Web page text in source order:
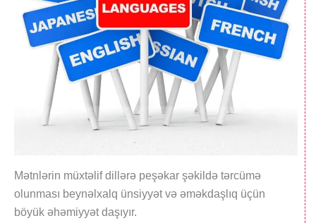
Mətnlərin müxtəlif dillərə peşəkar şəkildə tərcümə
olunması beynəlxalq ünsiyyət və əməkdaşlıq üçün
böyük əhəmiyyət daşıyır.